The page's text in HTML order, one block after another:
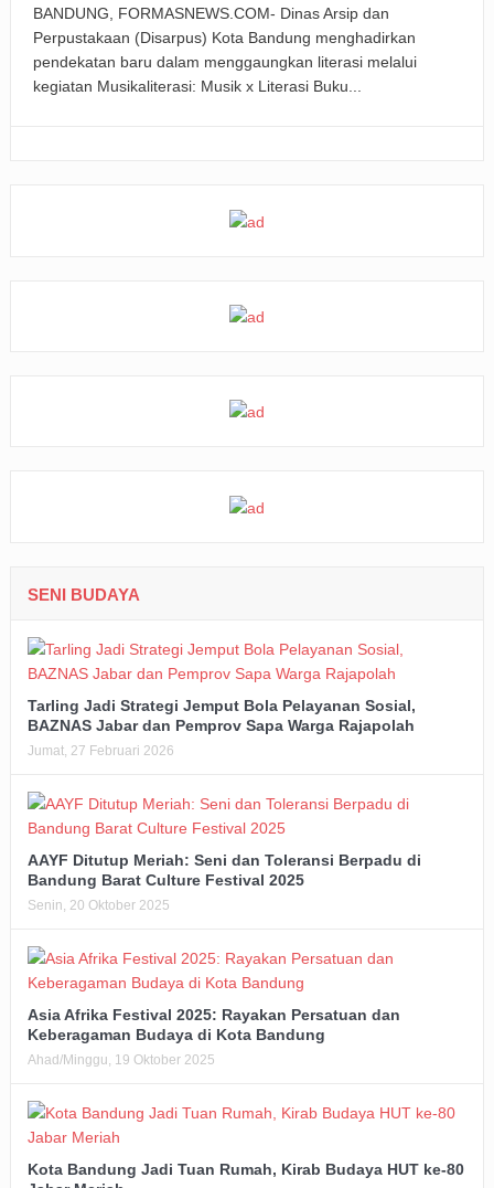
BANDUNG, FORMASNEWS.COM- Dinas Arsip dan
Perpustakaan (Disarpus) Kota Bandung menghadirkan
pendekatan baru dalam menggaungkan literasi melalui
kegiatan Musikaliterasi: Musik x Literasi Buku...
SENI BUDAYA
Tarling Jadi Strategi Jemput Bola Pelayanan Sosial,
BAZNAS Jabar dan Pemprov Sapa Warga Rajapolah
Jumat, 27 Februari 2026
AAYF Ditutup Meriah: Seni dan Toleransi Berpadu di
Bandung Barat Culture Festival 2025
Senin, 20 Oktober 2025
Asia Afrika Festival 2025: Rayakan Persatuan dan
Keberagaman Budaya di Kota Bandung
Ahad/Minggu, 19 Oktober 2025
Kota Bandung Jadi Tuan Rumah, Kirab Budaya HUT ke-80